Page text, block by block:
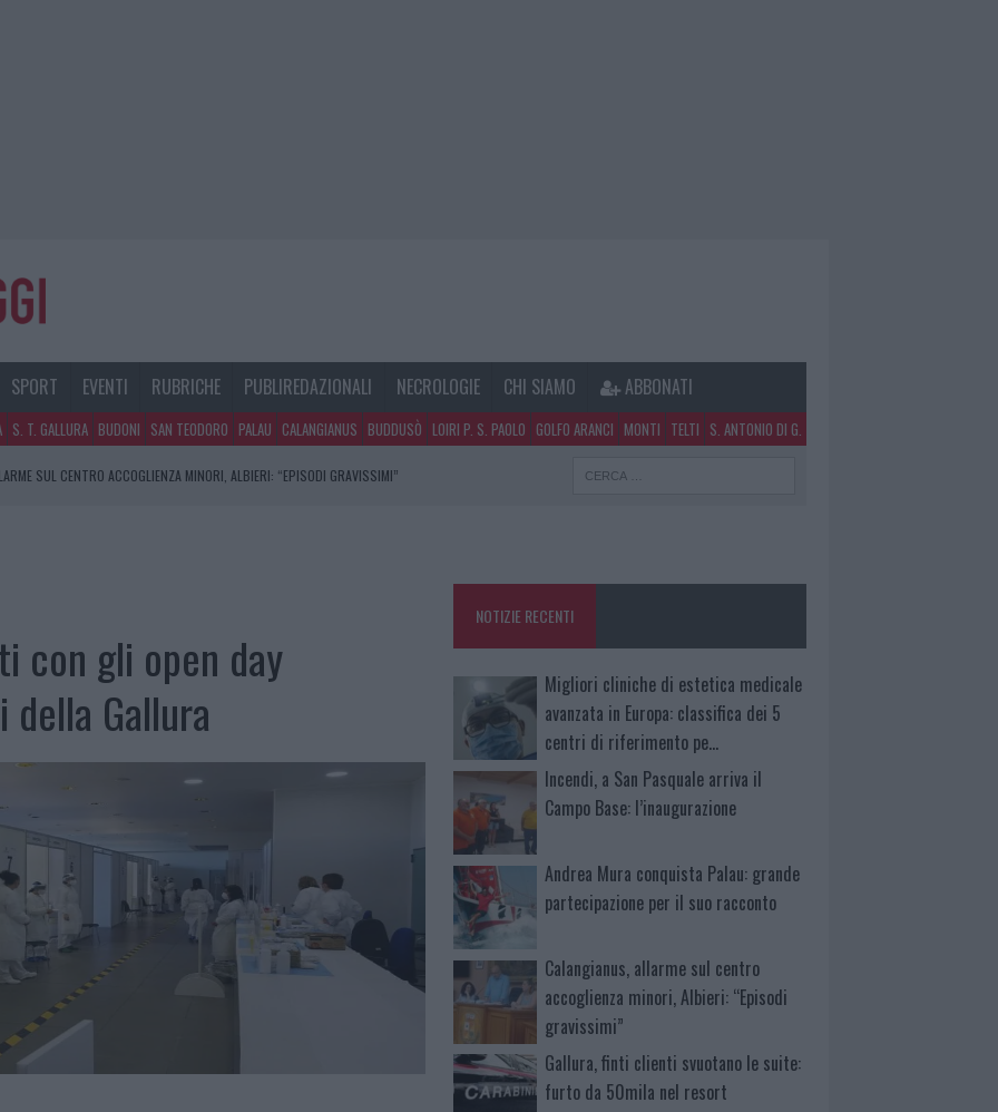
SPORT EVENTI RUBRICHE PUBLIREDAZIONALI NECROLOGIE CHI SIAMO ABBONATI
S. T. GALLURA BUDONI SAN TEODORO PALAU CALANGIANUS BUDDUSÒ LOIRI P. S. PAOLO GOLFO ARANCI MONTI TELTI S. ANTONIO DI G.
SUL CENTRO ACCOGLIENZA MINORI, ALBIERI: “EPISODI GRAVISSIMI”
GRANDE PARTECIPAZIONE PER IL SUO RACCONTO
con gli open day
Gallura
NOTIZIE RECENTI
Migliori cliniche di estetica medicale
avanzata in Europa: classifica dei 5
centri di riferimento pe…
Incendi, a San Pasquale arriva il
Campo Base: l’inaugurazione
Andrea Mura conquista Palau: grande
partecipazione per il suo racconto
Calangianus, allarme sul centro
accoglienza minori, Albieri: “Episodi
gravissimi”
Gallura, finti clienti svuotano le suite:
furto da 50mila nel resort